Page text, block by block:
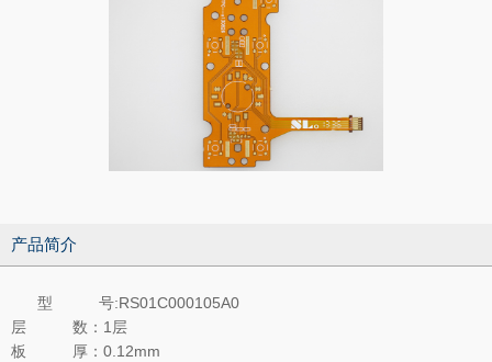
产品简介
型 号:RS01C000105A0
层 数：1层
板 厚：0.12mm